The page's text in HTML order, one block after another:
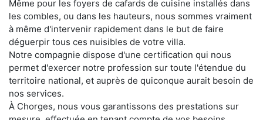
Même pour les foyers de cafards de cuisine installés dans
les combles, ou dans les hauteurs, nous sommes vraiment
à même d'intervenir rapidement dans le but de faire
déguerpir tous ces nuisibles de votre villa.
Notre compagnie dispose d'une certification qui nous
permet d'exercer notre profession sur toute l'étendue du
territoire national, et auprès de quiconque aurait besoin de
nos services.
À Chorges, nous vous garantissons des prestations sur